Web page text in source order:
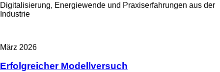
Digitalisierung, Energiewende und Praxiserfahrungen aus der
Industrie
März 2026
Erfolgreicher Modellversuch